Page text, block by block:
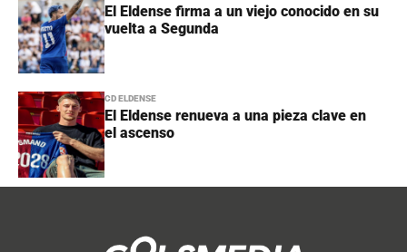
El Eldense firma a un viejo conocido en su
vuelta a Segunda
CD ELDENSE
El Eldense renueva a una pieza clave en
el ascenso